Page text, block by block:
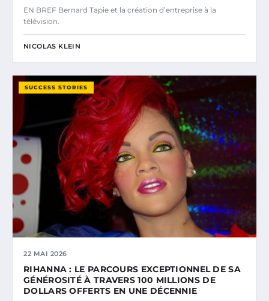
EN BREF Bernard Tapie et la création d’entreprise à la
télévision.
NICOLAS KLEIN
SUCCESS STORIES
22 MAI 2026
RIHANNA : LE PARCOURS EXCEPTIONNEL DE SA
GÉNÉROSITÉ À TRAVERS 100 MILLIONS DE
DOLLARS OFFERTS EN UNE DÉCENNIE